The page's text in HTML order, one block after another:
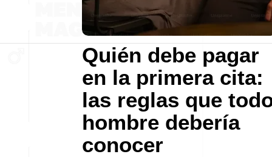
Quién debe pagar
en la primera cita:
las reglas que
hombre debería
conocer